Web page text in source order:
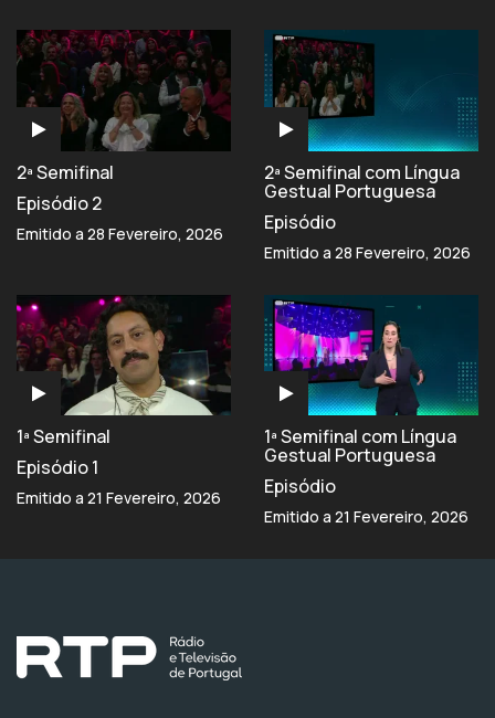
2ª Semifinal
Episódio 2
Emitido a 28 Fevereiro, 2026
2ª Semifinal com Língua
Gestual Portuguesa
Episódio
Emitido a 28 Fevereiro, 2026
1ª Semifinal
Episódio 1
Emitido a 21 Fevereiro, 2026
1ª Semifinal com Língua
Gestual Portuguesa
Episódio
Emitido a 21 Fevereiro, 2026